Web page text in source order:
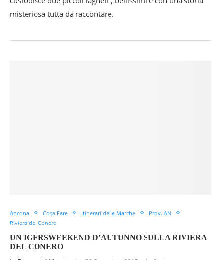
misteriosa tutta da raccontare.
Ancona Cosa Fare Itinerari delle Marche
Prov. AN
Riviera del Conero
UN IGERSWEEKEND D’AUTUNNO SULLA RIVIERA
DEL CONERO